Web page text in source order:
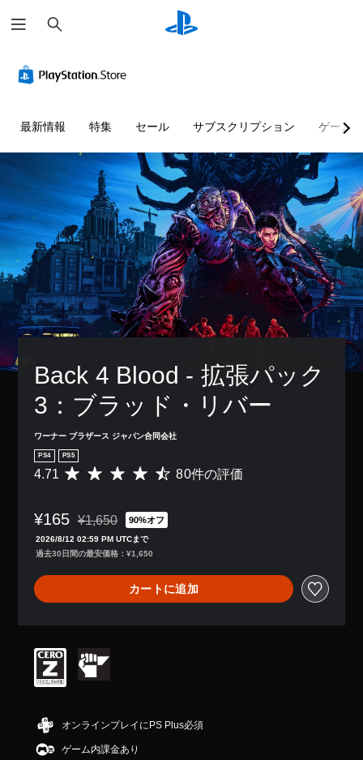
索
最新情報 特集 セール サブスクリプション ゲーム
Back 4 Blood - 拡張パック
3：ブラッド・リバー
ワーナー ブラザース ジャパン合同会社
PS4 PS5
評
は
8
0
平
均
評
5
段
階
4
7
4.71 80件の評価
¥165 通常価格¥1,650より値引き
¥1,650 90%オフ
2026/8/12 02:59 PM UTCまで
過去30日間の最安価格：¥1,650
カートに追加
オンラインプレイにPS Plus必須
ゲーム内課金あり